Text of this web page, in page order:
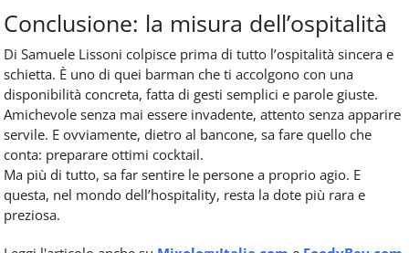
Conclusione: la misura dell’ospitalità
Di Samuele Lissoni colpisce prima di tutto l’ospitalità sincera e
schietta. È uno di quei barman che ti accolgono con una
disponibilità concreta, fatta di gesti semplici e parole giuste.
Amichevole senza mai essere invadente, attento senza apparire
servile. E ovviamente, dietro al bancone, sa fare quello che
conta: preparare ottimi cocktail.
Ma più di tutto, sa far sentire le persone a proprio agio. E
questa, nel mondo dell’hospitality, resta la dote più rara e
preziosa.